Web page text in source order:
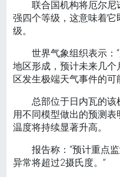
联合国机构将厄尔尼
强四个等级，这意味着
级。
世界气象组织表示：
地区形成，预计未来几
区发生极端天气事件的可
总部位于日内瓦的
用不同模型做出的预测
温度将持续显著升高。
报告称：“预计重点
异常将超过2摄氏度。”